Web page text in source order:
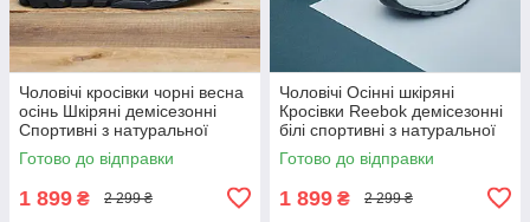
Чоловічі кросівки чорні весна
осінь Шкіряні демісезонні
Спортивні з натуральної
шкіри
Готово до відправки
1 899 ₴ 2 299 ₴
Чоловічі Осінні шкіряні
Кросівки Reebok демісезонні
білі спортивні з натуральної
шкіри
Готово до відправки
1 899 ₴ 2 299 ₴